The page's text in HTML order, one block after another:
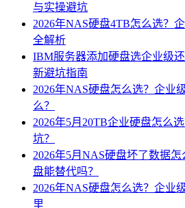
与实操避坑
2026年NAS硬盘4TB怎么选？
全解析
IBM服务器添加硬盘选企业级
新避坑指南
2026年NAS硬盘怎么选？企业
么？
2026年5月20TB企业硬盘怎么
坑？
2026年5月NAS硬盘坏了数据
盘能替代吗？
2026年NAS硬盘怎么选？企业
里